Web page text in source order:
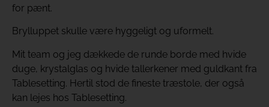
for pænt.
Brylluppet skulle være hyggeligt og uformelt.
Mit team og jeg dækkede de runde borde med hvide
duge, krystalglas og hvide tallerkener med guldkant fra
Tablesetting. Hertil stod de fineste træstole, der også
kan lejes hos Tablesetting.